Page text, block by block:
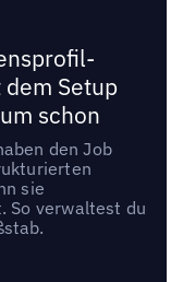
Setup
schon
den Job
sie
So verwaltest du